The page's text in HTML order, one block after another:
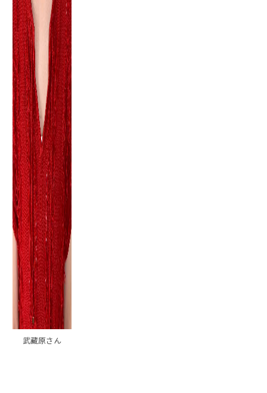
武藏原さん